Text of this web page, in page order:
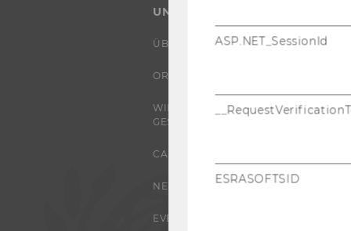
UNIVERSITÄT
ÜBER DIE WU
ORGANISATION
WIRTSCHAFT UND
GESELLSCHAFT
CAMPUS
NEWS
EVENTS ARCHIV
ASP.NET_SessionId
ESRASOFTSID